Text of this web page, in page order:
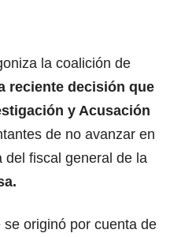
la coalición de
reciente decisión que
y Acusación
de no avanzar en
del fiscal general de la
originó por cuenta de